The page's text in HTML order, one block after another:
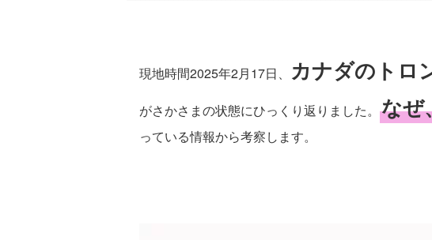
現地時間2025年2月17日、 カナダのトロ
がさかさまの状態にひっくり返りました。 なぜ
っている情報から考察します。